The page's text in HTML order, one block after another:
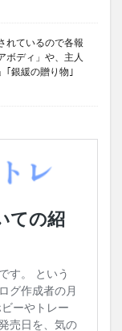
れているので各報
ボディ」や、主人
｢銀緩の贈り物｣